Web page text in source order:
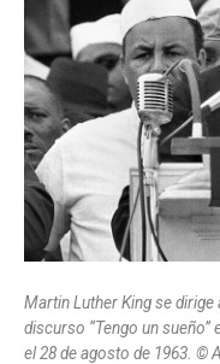
Martin Luther King se
discurso “Tengo un
el 28 de agosto de 1963. ©